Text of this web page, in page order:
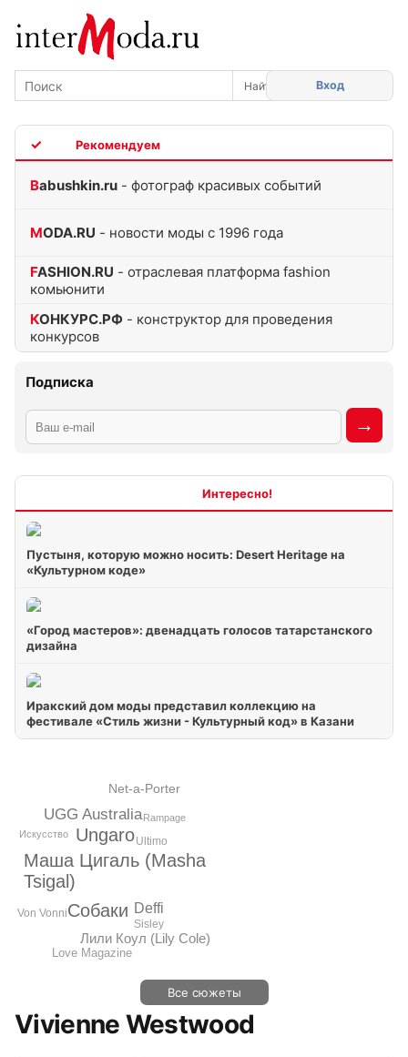
Вход
Babushkin.ru - фотограф красивых событий
MODA.RU - новости моды с 1996 года
FASHION.RU - отраслевая платформа fashion
комьюнити
КОНКУРС.РФ - конструктор для проведения
конкурсов
Подписка
Пустыня, которую можно носить: Desert Heritage на
«Культурном коде»
«Город мастеров»: двенадцать голосов татарстанского
дизайна
Иракский дом моды представил коллекцию на
фестивале «Стиль жизни - Культурный код» в Казани
Маша Цигаль (Masha
Tsigal)
Ungaro
Собаки
UGG Australia
Deffi
Лили Коул (Lily Cole)
Net-a-Porter
Love Magazine
Ultimo
Von Vonni
Sisley
Rampage
Искусство
Все сюжеты
Vivienne Westwood